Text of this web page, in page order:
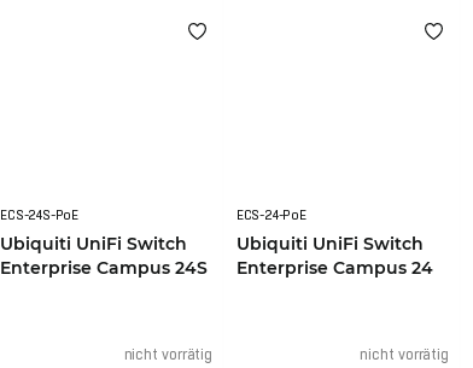
ECS-24S-PoE
Ubiquiti UniFi Switch
Enterprise Campus 24S
nicht vorrätig
ECS-24-PoE
Ubiquiti UniFi Switch
Enterprise Campus 24
nicht vorrätig